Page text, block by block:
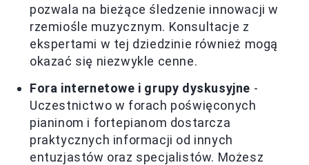
pozwala na bieżące śledzenie innowacji w
rzemiośle muzycznym. Konsultacje z
ekspertami w tej dziedzinie również mogą
okazać się niezwykle cenne.
Fora internetowe i grupy dyskusyjne -
Uczestnictwo w forach poświęconych
pianinom i fortepianom dostarcza
praktycznych informacji od innych
entuzjastów oraz specjalistów. Możesz